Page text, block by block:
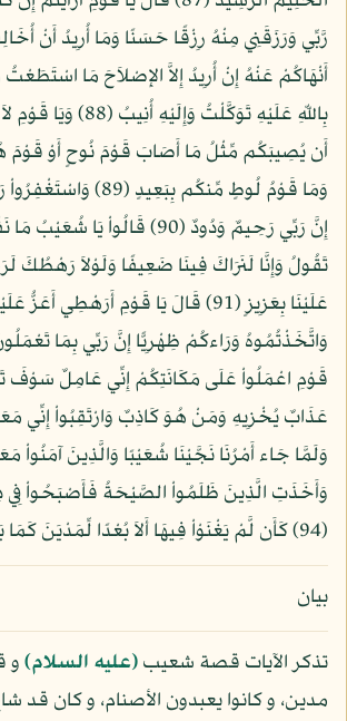
رَّبِّي وَرَزَقَنِي مِنْهُ رِزْقًا حَسَنًا وَمَا أُرِيدُ أَنْ
أَنْهَاكُمْ عَنْهُ إِنْ أُرِيدُ إِلاَّ الإِصْلاَحَ مَا اسْتَطَعْتُ
بِاللّهِ عَلَيْهِ تَوَكَّلْتُ
أَن يُصِيبَكُم مِّثْلُ مَا أَصَابَ قَوْمَ نُوحٍ أَوْ قَوْمَ
وَمَا قَوْمُ لُوطٍ مِّنكُم بِبَعِيدٍ
إِنَّ رَبِّي رَحِيمٌ وَدُودٌ (90) قَالُواْ يَا
تَقُولُ وَإِنَّا لَنَرَاكَ فِينَا ضَعِيفًا وَلَوْلاَ رَهْطُكَ
عَلَيْنَا بِعَزِيزٍ (91) قَالَ يَا قَوْمِ أَرَهْطِي
قَوْمِ اعْمَلُواْ عَلَى مَكَانَتِكُمْ إِنِّي عَامِلٌ سَوْفَ
وَلَمَّا جَاء أَمْرُنَا نَجَّيْنَا شُعَيْبًا وَالَّذِينَ آمَنُواْ
وَأَخَذَتِ الَّذِينَ ظَلَمُواْ الصَّيْحَةُ فَأَصْبَحُواْ فِي
(94) كَأَن لَّمْ يَغْنَوْاْ فِيهَا أَلاَ بُعْدًا لِّمَدْيَنَ كَمَا بَعِدَتْ ثَمُودُ (95)
بيان
تذكر الآيات قصة شعيب(عليه السلام)و
مدين، و كانوا يعبدون الأصنام، و كان قد